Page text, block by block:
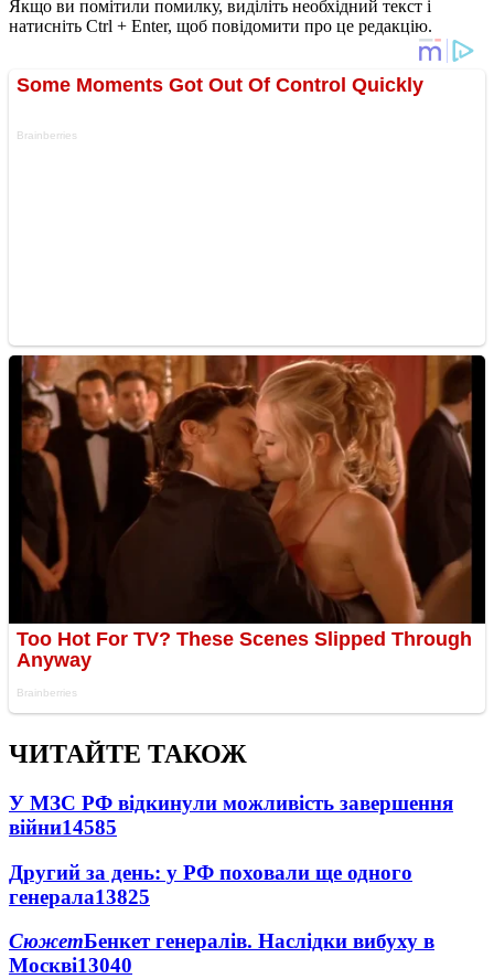
Якщо ви помітили помилку, виділіть необхідний текст і
натисніть Ctrl + Enter, щоб повідомити про це редакцію.
ЧИТАЙТЕ ТАКОЖ
У МЗС РФ відкинули можливість завершення
війни14585
Другий за день: у РФ поховали ще одного
генерала13825
СюжетБенкет генералів. Наслідки вибуху в
Москві13040